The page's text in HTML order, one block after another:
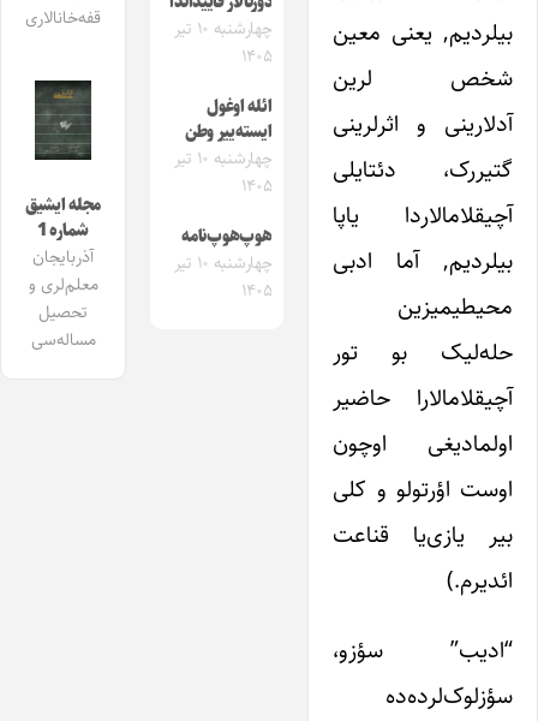
بیلردیم, یعنی معین
شخص لرین
آدلارینی و اثرلرینی
گتیررک، دئتایلی
آچیقلامالاردا یاپا
بیلردیم, آما ادبی
محیطیمیزین
حله‌لیک بو تور
آچیقلامالارا حاضیر
اولمادیغی اوچون
اوست اؤرتولو و کلی
بیر یازی‌یا قناعت
ائدیرم.)
“ادیب” سؤزو،
سؤزلوک‌لرده‌ده
چهارشنبه ۱۰ تیر
۱۴۰۵
ائله اوغول
ایسته‌ییر وطن
چهارشنبه ۱۰ تیر
۱۴۰۵
هوپ‌هوپ‌نامه
چهارشنبه ۱۰ تیر
۱۴۰۵
قفه‌خانالاری
مجله ایشیق
شماره 1
آذربایجان
معلم‌لری و
تحصیل
مساله‌سی